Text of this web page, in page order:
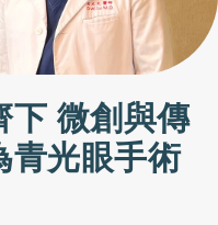
下 微創與傳
青光眼手術